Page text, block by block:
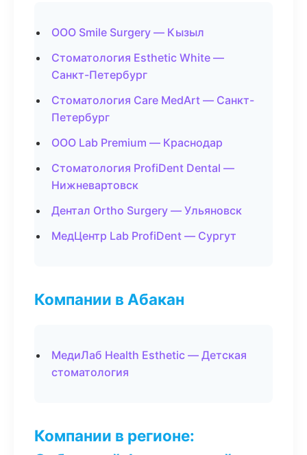
ООО Smile Surgery — Кызыл
Стоматология Esthetic White —
Санкт-Петербург
Стоматология Care MedArt — Санкт-
Петербург
ООО Lab Premium — Краснодар
Стоматология ProfiDent Dental —
Нижневартовск
Дентал Ortho Surgery — Ульяновск
МедЦентр Lab ProfiDent — Сургут
Компании в Абакан
МедиЛаб Health Esthetic — Детская
стоматология
Компании в регионе: